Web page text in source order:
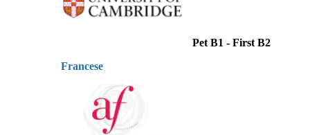
Pet B1 - First B2
Francese